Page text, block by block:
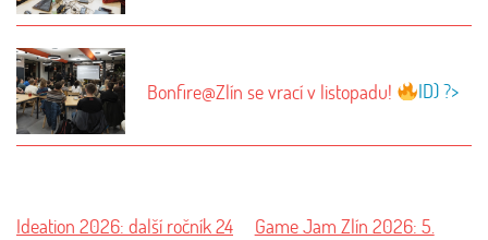
Bonfire@Zlín se vrací v listopadu! ID) ?>
Ideation 2026: další ročník 24
Game Jam Zlín 2026: 5.